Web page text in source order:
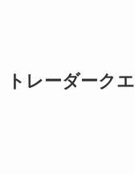
トレーダーク